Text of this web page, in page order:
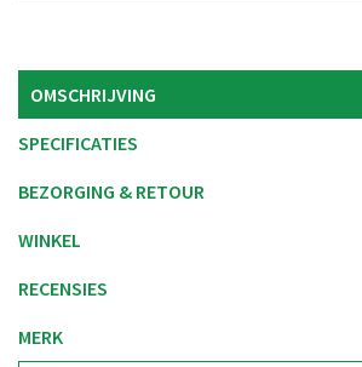
OMSCHRIJVING
SPECIFICATIES
BEZORGING & RETOUR
WINKEL
RECENSIES
MERK